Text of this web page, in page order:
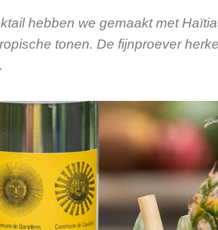
hebben we gemaakt met
tonen. De fijnproever